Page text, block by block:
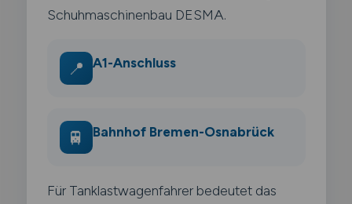
Schuhmaschinenbau DESMA.
📍 A1-Anschluss
🚆 Bahnhof Bremen-Osnabrück
Für Tanklastwagenfahrer bedeutet das